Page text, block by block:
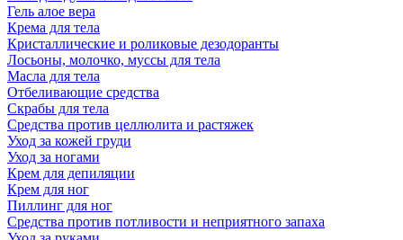
Гель алое вера
Крема для тела
Кристаллические и роликовые дезодоранты
Лосьоны, молочко, муссы для тела
Масла для тела
Отбеливающие средства
Скрабы для тела
Средства против целлюлита и растяжек
Уход за кожей груди
Уход за ногами
Крем для депиляции
Крем для ног
Пиллинг для ног
Средства против потливости и неприятного запаха